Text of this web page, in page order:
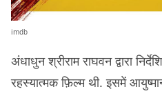
imdb
अंधाधुन श्रीराम राघवन द्वारा
रहस्यात्मक फ़िल्म थी. इसमें